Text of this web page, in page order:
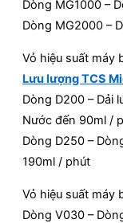
Dòng MG1000 –
Dòng MG2000 –
Vỏ hiệu suất máy
Lưu lượng TCS
Dòng D200 – Dải
Nước đến 90ml /
Dòng D250 –
190ml / phút
Vỏ hiệu suất máy
Dòng V030 –